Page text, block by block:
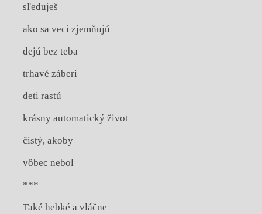
sľeduješ
ako sa veci zjemňujú
dejú bez teba
trhavé záberi
deti rastú
krásny automatický život
čistý, akoby
vôbec nebol
***
Také hebké a vláčne